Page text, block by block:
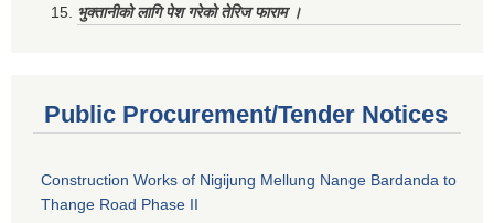
भुक्तानीको लागि पेश गरेको तेरिज फाराम ।
Public Procurement/Tender Notices
Construction Works of Nigijung Mellung Nange Bardanda to
Thange Road Phase II